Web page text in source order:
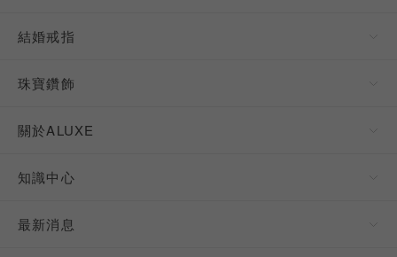
結婚戒指
珠寶鑽飾
關於ALUXE
知識中心
最新消息